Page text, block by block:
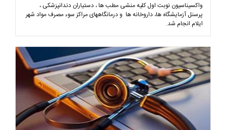
واکسیناسیون نوبت اول کلیه منشی مطب ها ، دستیاران دندانپزشکی ،
پرسنل آزمایشگاه ها، داروخانه ها و درمانگاههای مراکز سوء مصرف مواد شهر
ایلام انجام شد.